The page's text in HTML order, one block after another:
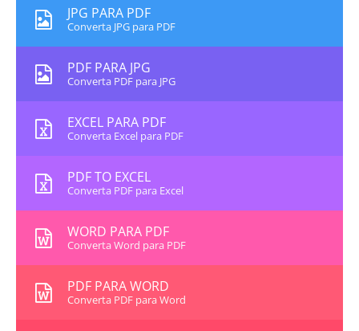
JPG PARA PDF
Converta JPG para PDF
PDF PARA JPG
Converta PDF para JPG
EXCEL PARA PDF
Converta Excel para PDF
PDF TO EXCEL
Converta PDF para Excel
WORD PARA PDF
Converta Word para PDF
PDF PARA WORD
Converta PDF para Word